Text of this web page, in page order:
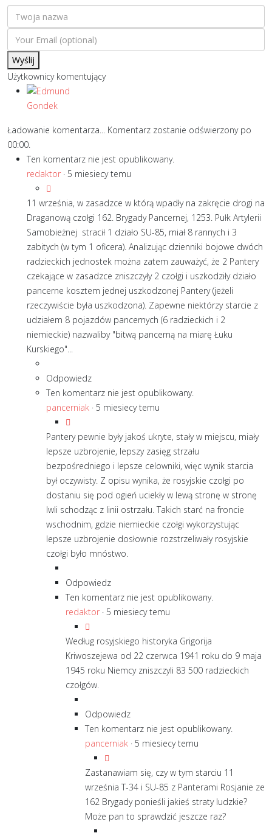
Wyślij
Użytkownicy komentujący
Ładowanie komentarza... Komentarz zostanie odświerzony po
00:00.
Ten komentarz nie jest opublikowany.
redaktor · 5 miesiecy temu
11 września, w zasadzce w którą wpadły na zakręcie drogi na
Draganową czołgi 162. Brygady Pancernej, 1253. Pułk Artylerii
Samobieżnej stracił 1 działo SU-85, miał 8 rannych i 3
zabitych (w tym 1 oficera). Analizując dzienniki bojowe dwóch
radzieckich jednostek można zatem zauważyć, że 2 Pantery
czekające w zasadzce zniszczyły 2 czołgi i uszkodziły działo
pancerne kosztem jednej uszkodzonej Pantery (jeżeli
rzeczywiście była uszkodzona). Zapewne niektórzy starcie z
udziałem 8 pojazdów pancernych (6 radzieckich i 2
niemieckie) nazwaliby "bitwą pancerną na miarę Łuku
Kurskiego"...
Odpowiedz
Ten komentarz nie jest opublikowany.
pancerniak · 5 miesiecy temu
Pantery pewnie były jakoś ukryte, stały w miejscu, miały
lepsze uzbrojenie, lepszy zasięg strzału
bezpośredniego i lepsze celowniki, więc wynik starcia
był oczywisty. Z opisu wynika, że rosyjskie czołgi po
dostaniu się pod ogień uciekły w lewą stronę w stronę
Iwli schodząc z linii ostrzału. Takich starć na froncie
wschodnim, gdzie niemieckie czołgi wykorzystując
lepsze uzbrojenie dosłownie rozstrzeliwały rosyjskie
czołgi było mnóstwo.
Odpowiedz
Ten komentarz nie jest opublikowany.
redaktor · 5 miesiecy temu
Według rosyjskiego historyka Grigorija
Kriwoszejewa od 22 czerwca 1941 roku do 9 maja
1945 roku Niemcy zniszczyli 83 500 radzieckich
czołgów.
Odpowiedz
Ten komentarz nie jest opublikowany.
pancerniak · 5 miesiecy temu
Zastanawiam się, czy w tym starciu 11
września T-34 i SU-85 z Panterami Rosjanie ze
162 Brygady ponieśli jakieś straty ludzkie?
Może pan to sprawdzić jeszcze raz?